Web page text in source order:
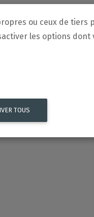
Langue
ou ceux de
les options dont
TOUS